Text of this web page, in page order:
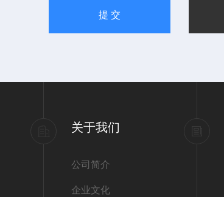
关于我们
公司简介
企业文化